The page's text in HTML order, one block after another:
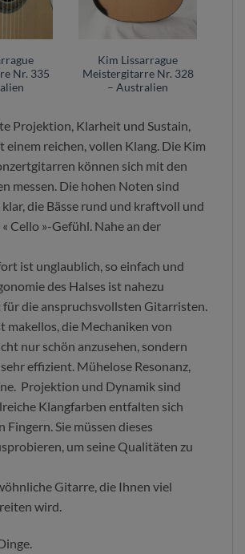
Nr. 335
Kim Lissarrague
Meistergitarre Nr. 328
– Australien
Projektion, Klarheit und Sustain,
reichen, vollen Klang. Die Kim
können sich mit den
messen. Die hohen Noten sind
klar, die Bässe rund und kraftvoll und
Cello »-Gefühl. Nahe an der
ist unglaublich, so einfach und
des Halses ist nahezu
für die anspruchsvollsten Gitarristen.
makellos, die Mechaniken von
nur schön anzusehen, sondern
effizient. Mühelose Resonanz,
Projektion und Dynamik sind
Klangfarben entfalten sich
Fingern. Sie müssen dieses
um seine Qualitäten zu
Gitarre, die Ihnen viel
wird.